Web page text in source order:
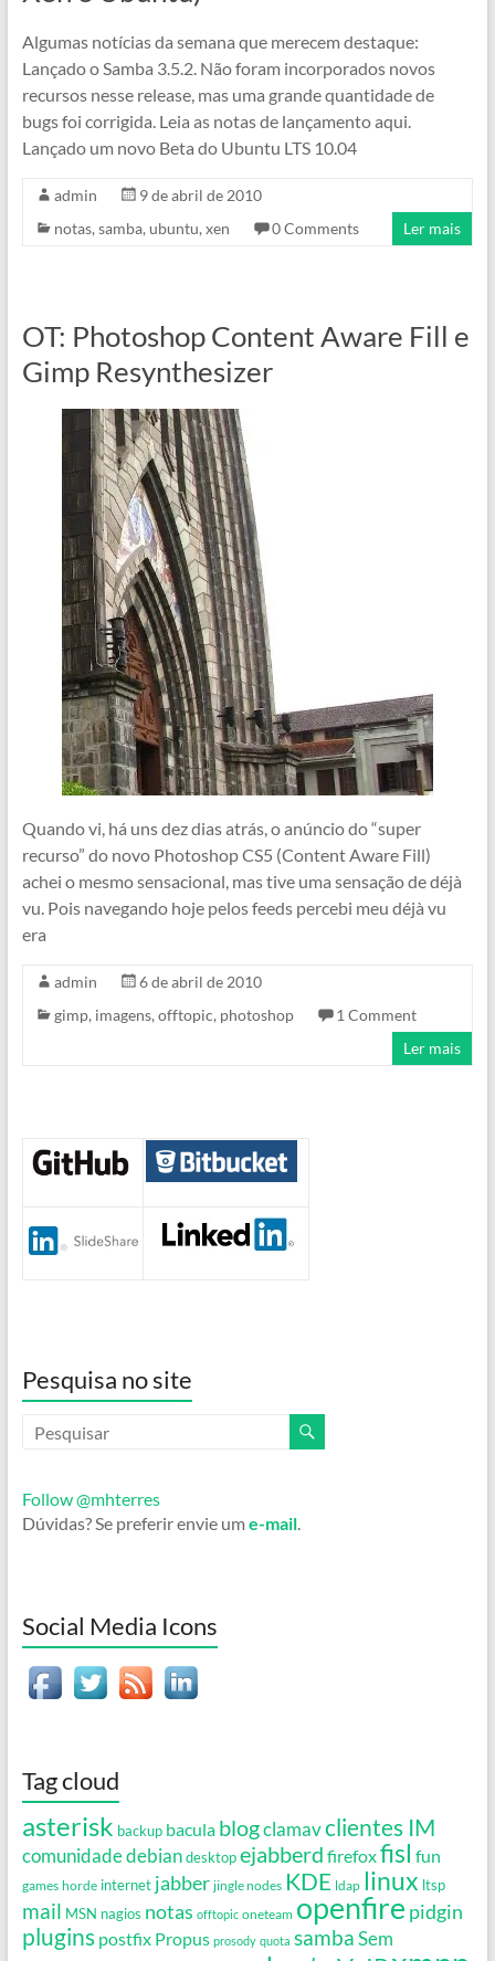
Algumas notícias da semana que merecem destaque:
Lançado o Samba 3.5.2. Não foram incorporados novos
recursos nesse release, mas uma grande quantidade de
bugs foi corrigida. Leia as notas de lançamento aqui.
Lançado um novo Beta do Ubuntu LTS 10.04
admin
9 de abril de 2010
notas, samba, ubuntu, xen 0 Comments Ler mais
OT: Photoshop Content Aware Fill e
Gimp Resynthesizer
Quando vi, há uns dez dias atrás, o anúncio do “super
recurso” do novo Photoshop CS5 (Content Aware Fill)
achei o mesmo sensacional, mas tive uma sensação de déjà
vu. Pois navegando hoje pelos feeds percebi meu déjà vu
era
admin
6 de abril de 2010
gimp, imagens, offtopic, photoshop
1 Comment
Ler mais
Pesquisa no site
Follow @mhterres
Dúvidas? Se preferir envie ume-mail.
Social Media Icons
Tag cloud
asterisk backup bacula blogclamavclientes IM
comunidadedebian desktop ejabberd firefoxfisl fun
games horde internet jabber jingle nodes KDE ldap linux ltsp
mail MSN nagios notas offtopic oneteam openfire pidgin
plugins postfix Propus prosody quota samba Sem